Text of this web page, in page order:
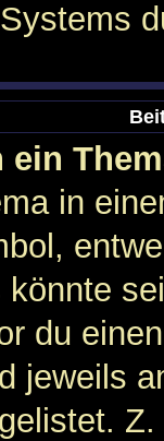
ein
in
du
jeweils